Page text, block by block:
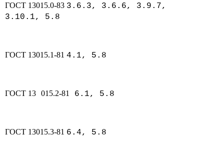
ГОСТ 13015.0-83 3.6.3, 3.6.6, 3.9.7,
3.10.1, 5.8
ГОСТ 13015.1-81 4.1, 5.8
ГОСТ 13 015.2-81 6.1, 5.8
ГОСТ 13015.3-81 6.4, 5.8